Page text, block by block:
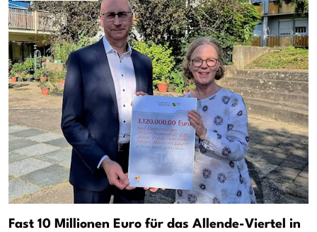
Fast 10 Millionen Euro für das Allende-Viertel in